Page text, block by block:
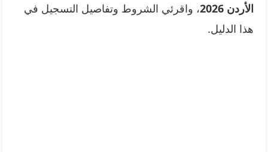
الأردن 2026
، واقرئي الشروط وتفاصيل التسجيل في
هذا الدليل.